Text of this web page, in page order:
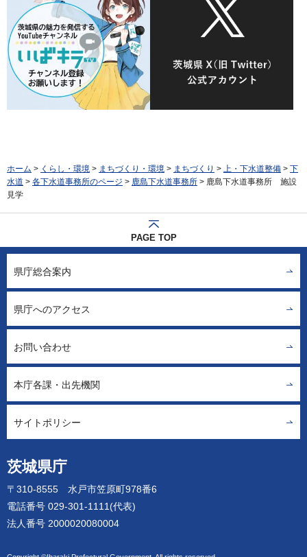
ホーム > くらし・環境 > まちづくり・環境 > まちづくり > 上・下水道整備 > 下
水道 > 各下水道事務所のページ > 鹿島下水道事務所 > 鹿島下水道事務所 施設
見学
PAGE TOP
茨城県庁
〒310-8555 水戸市笠原町978番6
電話番号 029-301-1111(代表)
法人番号 2000020080004
県庁総合案内
県庁へのアクセス
お問い合わせ
本庁各課・出先機関
サイトポリシー